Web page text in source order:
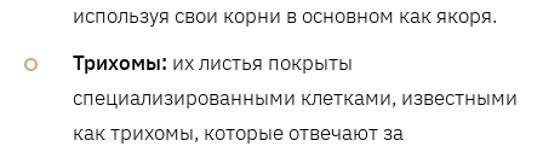
используя свои корни в основном как якоря.
Трихомы: их листья покрыты
специализированными клетками, известными
как трихомы, которые отвечают за